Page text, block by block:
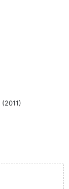
(2011)